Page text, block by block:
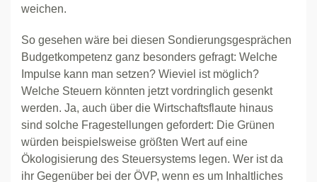
weichen.
So gesehen wäre bei diesen Sondierungsgesprächen
Budgetkompetenz ganz besonders gefragt: Welche
Impulse kann man setzen? Wieviel ist möglich?
Welche Steuern könnten jetzt vordringlich gesenkt
werden. Ja, auch über die Wirtschaftsflaute hinaus
sind solche Fragestellungen gefordert: Die Grünen
würden beispielsweise größten Wert auf eine
Ökologisierung des Steuersystems legen. Wer ist da
ihr Gegenüber bei der ÖVP, wenn es um Inhaltliches